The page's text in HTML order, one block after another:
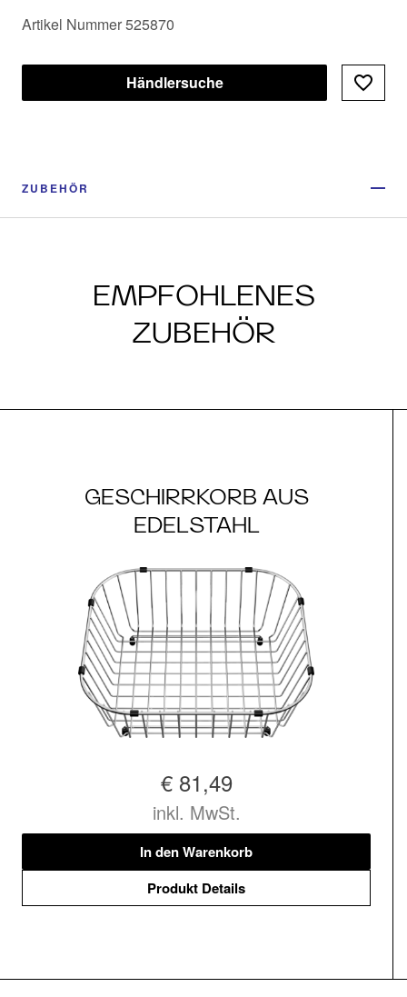
Artikel Nummer 525870
Händlersuche
ZUBEHÖR
EMPFOHLENES
ZUBEHÖR
GESCHIRRKORB AUS
EDELSTAHL
€ 81,49
inkl. MwSt.
In den Warenkorb
Produkt Details